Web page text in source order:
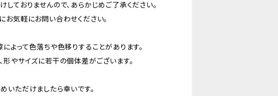
ておりませんので、あらかじめご了承ください。
お気軽にお問い合わせください。
よって色落ちや色移りすることがあります。
形やサイズに若干の個体差がございます。
いただけましたら幸いです。